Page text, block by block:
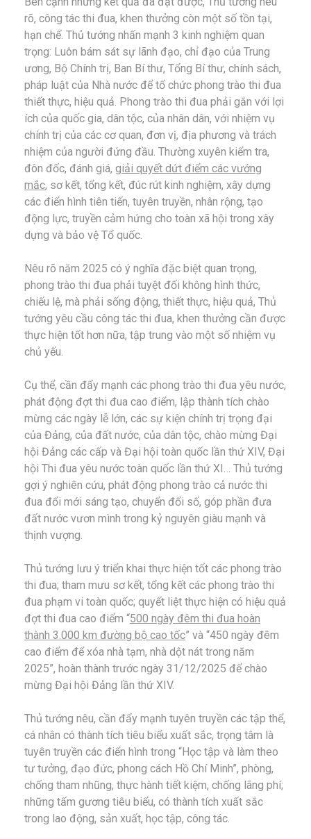
rõ, công tác thi đua, khen thưởng còn một số tồn tại,
hạn chế. Thủ tướng nhấn mạnh 3 kinh nghiệm quan
trọng: Luôn bám sát sự lãnh đạo, chỉ đạo của Trung
ương, Bộ Chính trị, Ban Bí thư, Tổng Bí thư, chính sách,
pháp luật của Nhà nước để tổ chức phong trào thi đua
thiết thực, hiệu quả. Phong trào thi đua phải gắn với lợi
ích của quốc gia, dân tộc, của nhân dân, với nhiệm vụ
chính trị của các cơ quan, đơn vị, địa phương và trách
nhiệm của người đứng đầu. Thường xuyên kiểm tra,
đôn đốc, đánh giá, giải quyết dứt điểm các vướng
mắc, sơ kết, tổng kết, đúc rút kinh nghiệm, xây dựng
các điển hình tiên tiến, tuyên truyền, nhân rộng, tạo
động lực, truyền cảm hứng cho toàn xã hội trong xây
dựng và bảo vệ Tổ quốc.
Nêu rõ năm 2025 có ý nghĩa đặc biệt quan trọng,
phong trào thi đua phải tuyệt đối không hình thức,
chiếu lệ, mà phải sống động, thiết thực, hiệu quả, Thủ
tướng yêu cầu công tác thi đua, khen thưởng cần được
thực hiện tốt hơn nữa, tập trung vào một số nhiệm vụ
chủ yếu.
Cụ thể, cần đẩy mạnh các phong trào thi đua yêu nước,
phát động đợt thi đua cao điểm, lập thành tích chào
mừng các ngày lễ lớn, các sự kiện chính trị trọng đại
của Đảng, của đất nước, của dân tộc, chào mừng Đại
hội Đảng các cấp và Đại hội toàn quốc lần thứ XIV, Đại
hội Thi đua yêu nước toàn quốc lần thứ XI… Thủ tướng
gợi ý nghiên cứu, phát động phong trào cả nước thi
đua đổi mới sáng tạo, chuyển đổi số, góp phần đưa
đất nước vươn mình trong kỷ nguyên giàu mạnh và
thịnh vượng.
Thủ tướng lưu ý triển khai thực hiện tốt các phong trào
thi đua; tham mưu sơ kết, tổng kết các phong trào thi
đua phạm vi toàn quốc; quyết liệt thực hiện có hiệu quả
đợt thi đua cao điểm “500 ngày đêm thi đua hoàn
thành 3.000 km đường bộ cao tốc” và “450 ngày đêm
cao điểm để xóa nhà tạm, nhà dột nát trong năm
2025”, hoàn thành trước ngày 31/12/2025 để chào
mừng Đại hội Đảng lần thứ XIV.
Thủ tướng nêu, cần đẩy mạnh tuyên truyền các tập thể,
cá nhân có thành tích tiêu biểu xuất sắc, trọng tâm là
tuyên truyền các điển hình trong “Học tập và làm theo
tư tưởng, đạo đức, phong cách Hồ Chí Minh”, phòng,
chống tham nhũng, thực hành tiết kiệm, chống lãng phí;
những tấm gương tiêu biểu, có thành tích xuất sắc
trong lao động, sản xuất, học tập, công tác.